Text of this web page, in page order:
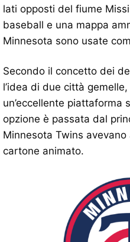
lati opposti del fiume
baseball e una mappa
Minnesota sono usate
Secondo il concetto dei
l’idea di due città
un’eccellente piattaforma
opzione è passata dal
Minnesota Twins
cartone animato.